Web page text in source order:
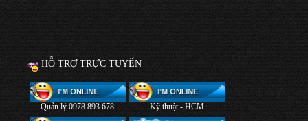
HỖ TRỢ TRỰC TUYẾN
Quản lý 0978 893 678 Kỹ thuật - HCM